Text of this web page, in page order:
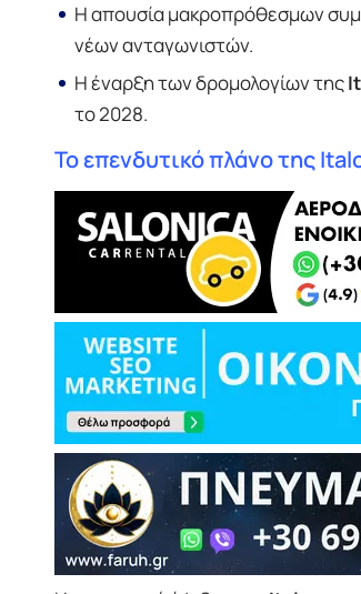
Η απουσία μακροπρόθεσμων
νέων ανταγωνιστών.
Η έναρξη των δρομολογίων της
το 2028.
Το επενδυτικό πλάνο της